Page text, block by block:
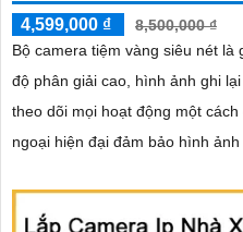
4,599,000 ₫
8,500,000 ₫
Bộ camera tiệm vàng siêu nét
độ phân giải cao, hình ảnh ghi
theo dõi mọi hoạt động một cách chính xác.
ngoại hiện đại đảm bảo hình